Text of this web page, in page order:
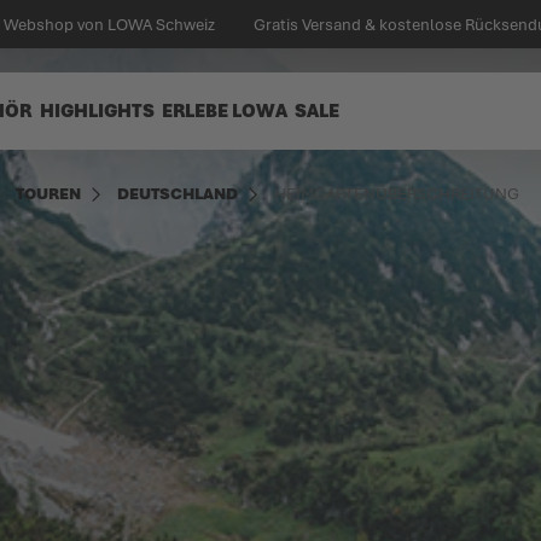
von LOWA Schweiz Gratis Versand & kostenlose
HIGHLIGHTS ERLEBE LOWA SALE
TOUREN DEUTSCHLAND HEIMGARTENÜBERSCHREITUNG